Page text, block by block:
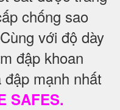
chống sao
với độ dày
đập khoan
mạnh nhất
SAFES.